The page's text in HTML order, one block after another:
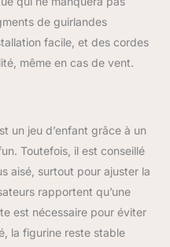
de guirlandes
facile, et des cordes
même en cas de vent.
un jeu d’enfant grâce à un
Toutefois, il est conseillé
aisé, surtout pour ajuster la
rapportent qu’une
est nécessaire pour éviter
la figurine reste stable